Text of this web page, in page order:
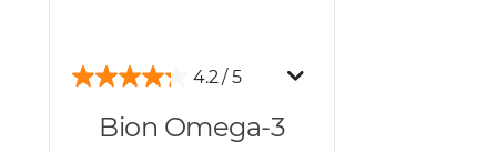
4.2
Bion Omega-3